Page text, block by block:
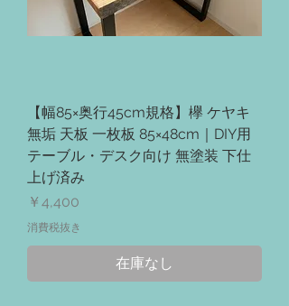
【幅85×奥行45cm規格】欅 ケヤキ
無垢 天板 一枚板 85×48cm｜DIY用
テーブル・デスク向け 無塗装 下仕
上げ済み
価格
￥4,400
消費税抜き
在庫なし